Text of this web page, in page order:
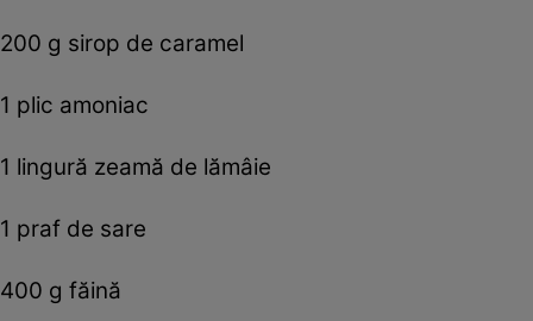
200 g sirop de caramel
1 plic amoniac
1 lingură zeamă de lămâie
1 praf de sare
400 g făină